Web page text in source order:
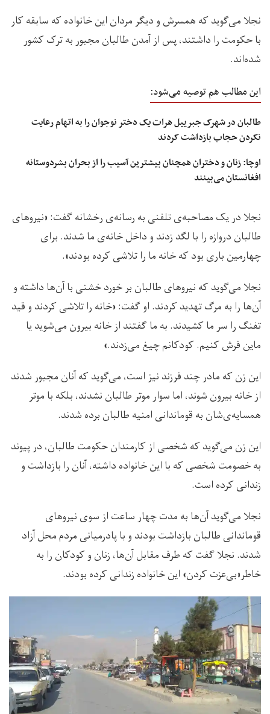
نجلا می‌گوید که همسرش و دیگر مردان این خانواده که سابقه کار
با حکومت را داشتند، پس از آمدن طالبان مجبور به ترک کشور
شده‌اند.
این مطالب هم توصیه می‌شود:
طالبان در شهرک جبرییل هرات یک دختر نوجوان را به اتهام رعایت
نکردن حجاب بازداشت کردند
اوچا: زنان و دختران همچنان بیشترین آسیب را از بحران بشردوستانه
افغانستان می‌بینند
نجلا در یک مصاحبه‌ی تلفنی به رسانه‌ی رخشانه گفت: «نیروهای
طالبان دروازه را با لگد زدند و داخل خانه‌ی ما شدند. برای
چهارمین باری بود که خانه ما را تلاشی کرده بودند».
نجلا می‌گوید که نیروهای طالبان بر خورد خشنی با آن‌ها داشته و
آن‌ها را به مرگ تهدید کردند. او گفت: «خانه را تلاشی کردند و قید
تفنگ را سر ما کشیدند. به ما گفتند از خانه بیرون می‌شوید یا
ماین فرش کنیم. کودکانم چیغ می‌زدند.»
این زن که مادر چند فرزند نیز است، می‌گوید که آنان مجبور شدند
از خانه بیرون شوند، اما سوار موتر طالبان نشدند، بلکه با موتر
همسایه‌ی‌شان به قوماندانی امنیه طالبان برده شدند.
این زن می‌گوید که شخصی از کارمندان حکومت طالبان، در پیوند
به خصومت شخصی که با این خانواده داشته، آنان را بازداشت و
زندانی کرده است.
نجلا می‌گوید آن‌ها به مدت چهار ساعت از سوی نیروهای
قوماندانی طالبان بازداشت بودند و با پادرمیانی مردم محل آزاد
شدند. نجلا گفت که طرف مقابل آن‌ها، زنان و کودکان را به
خاطر«بی‌عزت کردن»‌ این خانواده زندانی کرده بودند.